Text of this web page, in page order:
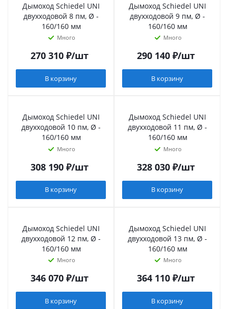
Дымоход Schiedel UNI
двухходовой 8 пм, Ø -
160/160 мм
Много
270 310₽/шт
В корзину
Дымоход Schiedel UNI
двухходовой 9 пм, Ø -
160/160 мм
Много
290 140₽/шт
В корзину
Дымоход Schiedel UNI
двухходовой 10 пм, Ø -
160/160 мм
Много
308 190₽/шт
В корзину
Дымоход Schiedel UNI
двухходовой 11 пм, Ø -
160/160 мм
Много
328 030₽/шт
В корзину
Дымоход Schiedel UNI
двухходовой 12 пм, Ø -
160/160 мм
Много
346 070₽/шт
В корзину
Дымоход Schiedel UNI
двухходовой 13 пм, Ø -
160/160 мм
Много
364 110₽/шт
В корзину